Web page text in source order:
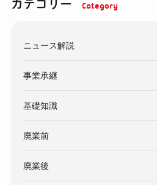
カテゴリー
ニュース解説
事業承継
基礎知識
廃業前
廃業後